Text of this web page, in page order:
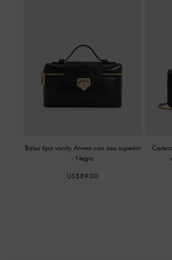
Bolso tipo vanity Arwen con asa superior
- Negro
US$89.00